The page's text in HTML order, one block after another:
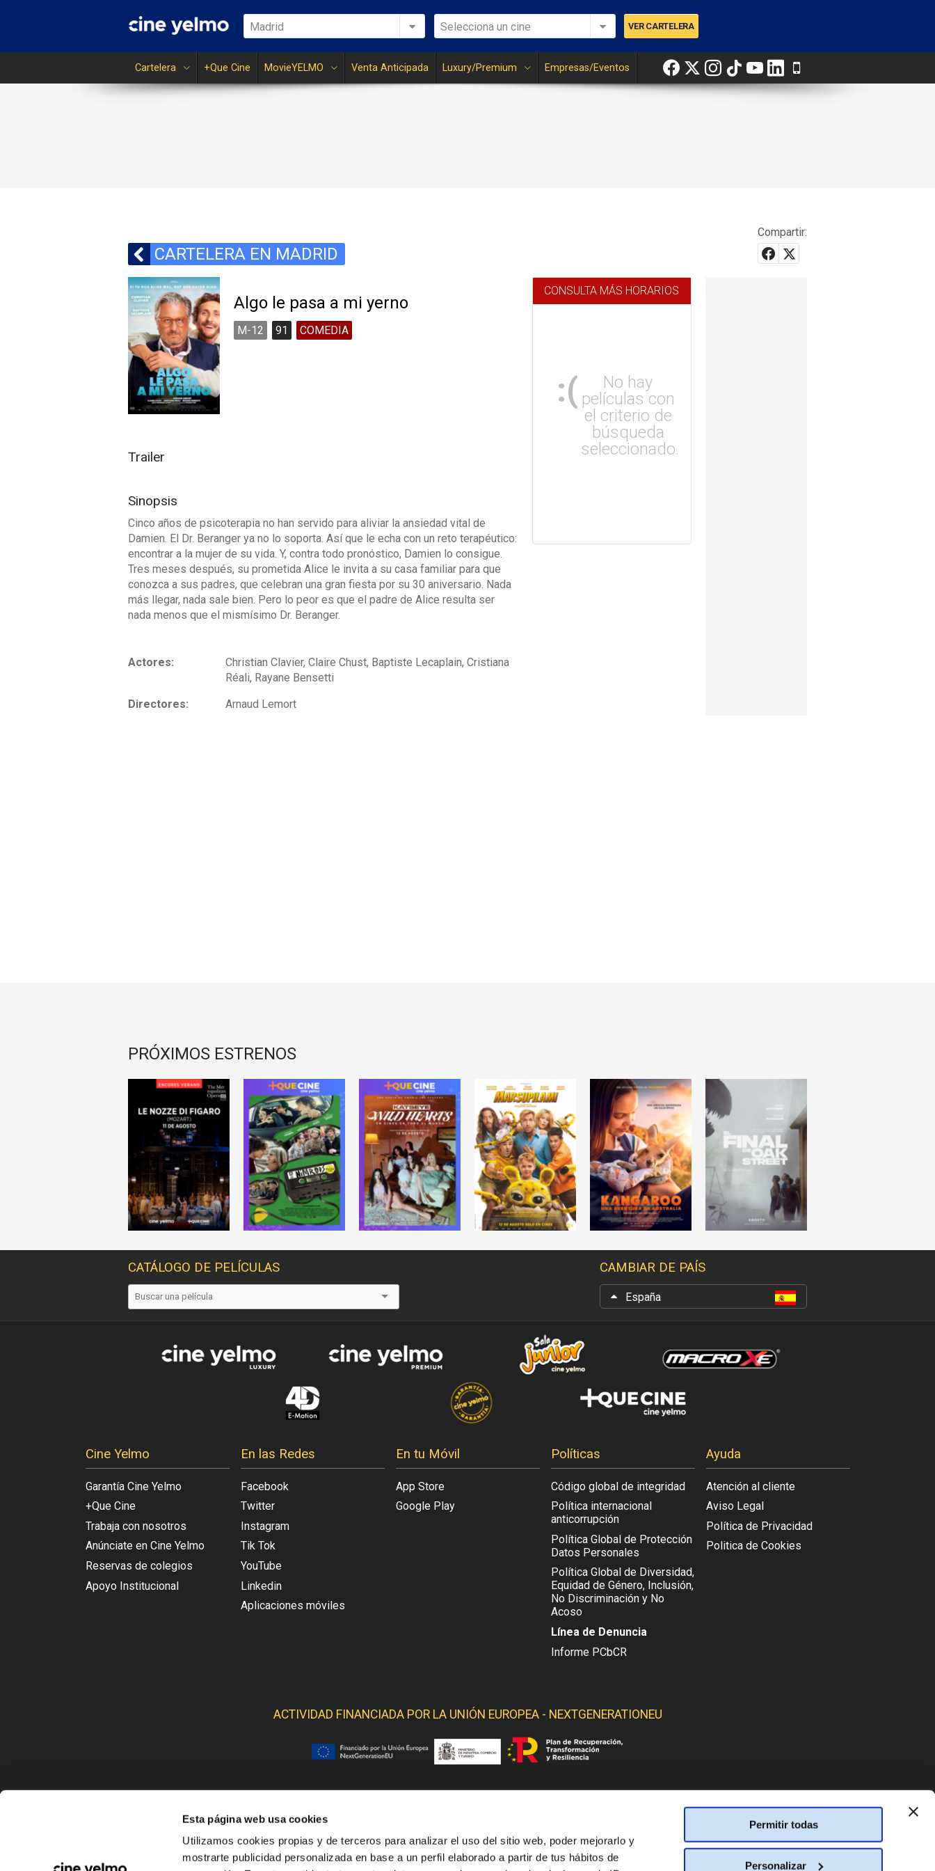
Esta página web usa cookies
Utilizamos cookies propias y de terceros para analizar el uso del sitio web, poder mejorarlo y
mostrarte publicidad personalizada en base a un perfil elaborado a partir de tus hábitos de
Permitir todas
Personalizar
Madrid Selecciona un cine
Cartelera +Que Cine MovieYELMO Venta Anticipada Luxury/Premium Empresas/Eventos
CARTELERA EN MADRID
Compartir:
Algo le pasa a mi yerno
M-12 91 COMEDIA
Trailer
Sinopsis
Cinco años de psicoterapia no han servido para aliviar la ansiedad vital de
Damien. El Dr. Beranger ya no lo soporta. Así que le echa con un reto terapéutico:
encontrar a la mujer de su vida. Y, contra todo pronóstico, Damien lo consigue.
Tres meses después, su prometida Alice le invita a su casa familiar para que
conozca a sus padres, que celebran una gran fiesta por su 30 aniversario. Nada
más llegar, nada sale bien. Pero lo peor es que el padre de Alice resulta ser
nada menos que el mismísimo Dr. Beranger.
Actores:
Christian Clavier, Claire Chust, Baptiste Lecaplain, Cristiana
Réali, Rayane Bensetti
Directores:
Arnaud Lemort
CONSULTA MÁS HORARIOS
:(
No hay
películas con
el criterio de
búsqueda
seleccionado.
PRÓXIMOS ESTRENOS
CATÁLOGO DE PELÍCULAS CAMBIAR DE PAÍS
España
Cine Yelmo
Garantía Cine Yelmo
+Que Cine
Trabaja con nosotros
Anúnciate en Cine Yelmo
Reservas de colegios
Apoyo Institucional
En las Redes
Facebook
Twitter
Instagram
Tik Tok
YouTube
Linkedin
Aplicaciones móviles
En tu Móvil
App Store
Google Play
Políticas
Código global de integridad
Política internacional
anticorrupción
Política Global de Protección
Datos Personales
Política Global de Diversidad,
Equidad de Género, Inclusión,
No Discriminación y No
Acoso
Línea de Denuncia
Informe PCbCR
Ayuda
Atención al cliente
Aviso Legal
Política de Privacidad
Politica de Cookies
ACTIVIDAD FINANCIADA POR LA UNIÓN EUROPEA - NEXTGENERATIONEU
CINE YELMO OBTIENE SOPORTE DE LOS SIGUIENTES ORGANISMOS: